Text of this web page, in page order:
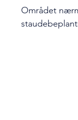
Området